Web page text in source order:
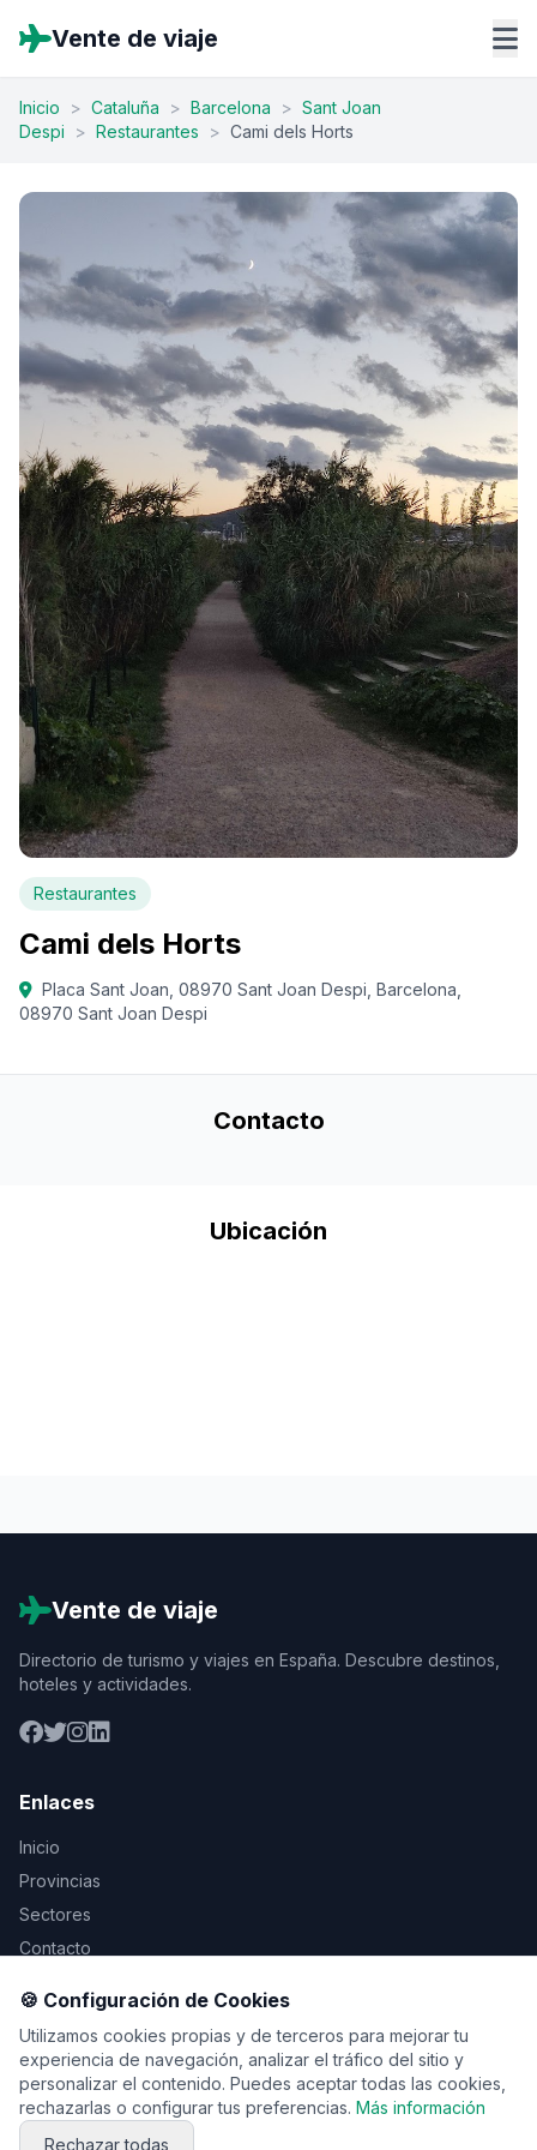
Vente de viaje
Inicio > Cataluña > Barcelona > Sant Joan
Despi
> Restaurantes > Cami dels Horts
Restaurantes
Cami dels Horts
Placa Sant Joan, 08970 Sant Joan Despi, Barcelona,
08970 Sant Joan Despi
Contacto
Ubicación
Vente de viaje
Directorio de turismo y viajes en España. Descubre destinos,
hoteles y actividades.
Enlaces
Inicio
Provincias
Sectores
Contacto
Legal
Aviso Legal
Privacidad
Cookies
🍪 Configuración de Cookies
Utilizamos cookies propias y de terceros para mejorar tu
experiencia de navegación, analizar el tráfico del sitio y
personalizar el contenido. Puedes aceptar todas las cookies,
rechazarlas o configurar tus preferencias. Más información
Rechazar todas